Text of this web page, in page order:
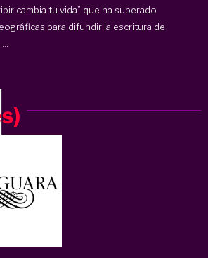
cambia tu vida” que ha superado
para difundir la escritura de